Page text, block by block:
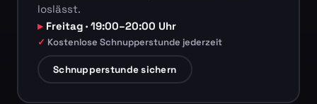
loslässt.
Freitag · 19:00–20:00 Uhr
Kostenlose Schnupperstunde jederzeit
Schnupperstunde sichern